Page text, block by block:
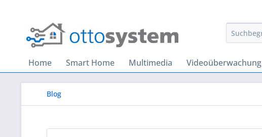
Home Smart Home Multimedia Videoüberwachung
Blog